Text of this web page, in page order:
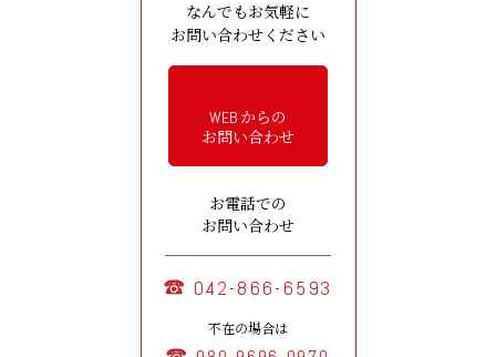
なんでもお気軽に
お問い合わせください
WEB からの
お問い合わせ
お電話での
お問い合わせ
042-866-6593
不在の場合は